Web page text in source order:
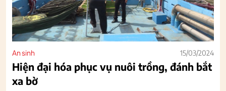
An sinh 15/03/2024
Hiện đại hóa phục vụ nuôi trồng, đánh bắt
xa bờ